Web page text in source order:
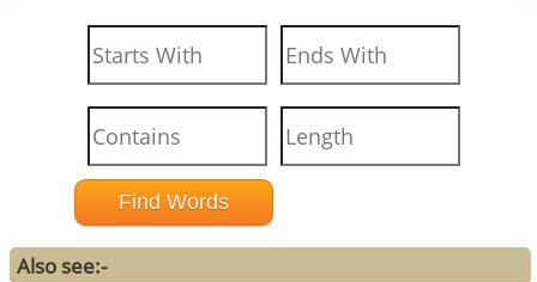
Also see:-